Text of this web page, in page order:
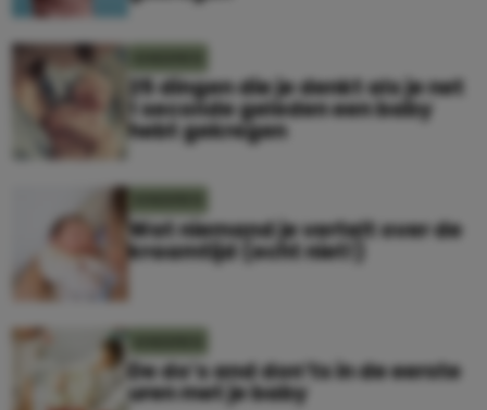
25 dingen die je denkt als je net
1 seconde geleden een baby
hebt gekregen
Wat niemand je vertelt over de
kraamtijd (echt niet!)
De do’s and don’ts in de eerste
uren met je baby